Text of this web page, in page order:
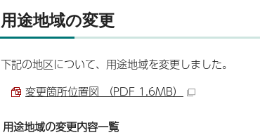
用途地域の変更
下記の地区について、用途地域を変更しました。
変更箇所位置図 （PDF 1.6MB）
用途地域の変更内容一覧